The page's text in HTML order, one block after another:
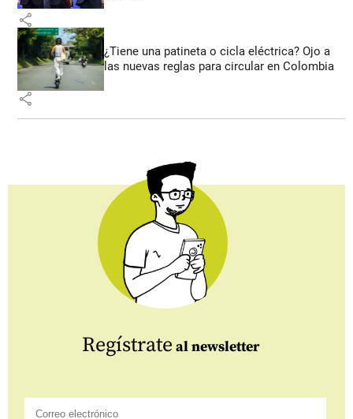
share
¿Tiene una patineta o cicla eléctrica? Ojo a
las nuevas reglas para circular en Colombia
share
Regístrate al newsletter